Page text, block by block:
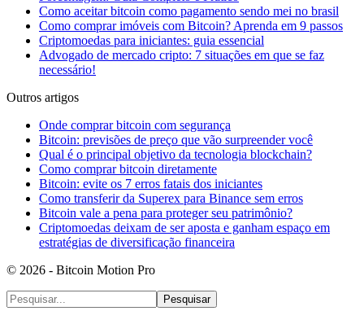
Como aceitar bitcoin como pagamento sendo mei no brasil
Como comprar imóveis com Bitcoin? Aprenda em 9 passos
Criptomoedas para iniciantes: guia essencial
Advogado de mercado cripto: 7 situações em que se faz
necessário!
Outros artigos
Onde comprar bitcoin com segurança
Bitcoin: previsões de preço que vão surpreender você
Qual é o principal objetivo da tecnologia blockchain?
Como comprar bitcoin diretamente
Bitcoin: evite os 7 erros fatais dos iniciantes
Como transferir da Superex para Binance sem erros
Bitcoin vale a pena para proteger seu patrimônio?
Criptomoedas deixam de ser aposta e ganham espaço em
estratégias de diversificação financeira
© 2026 - Bitcoin Motion Pro
Pesquisar